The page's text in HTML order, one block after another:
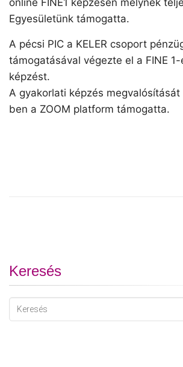
online FINE1 képzésen melynek
Egyesületünk támogatta.
A pécsi PIC a KELER csoport
támogatásával végezte el a FINE
képzést.
A gyakorlati képzés
ben a ZOOM platform támogatta.
Keresés